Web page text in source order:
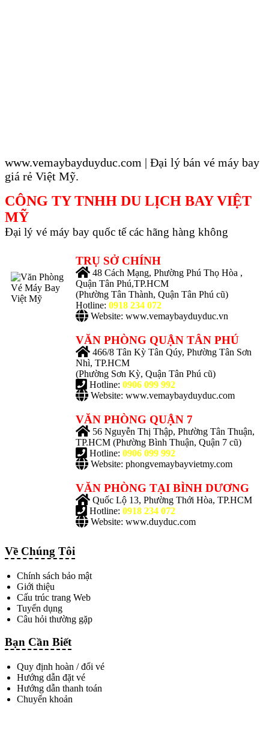
www.vemaybayduyduc.com | Đại lý bán vé máy bay
giá rẻ Việt Mỹ.
CÔNG TY TNHH DU LỊCH BAY VIỆT
MỸ
Đại lý vé máy bay quốc tế các hãng hàng không
TRỤ SỞ CHÍNH
48 Cách Mạng, Phường Phú Thọ Hòa ,
Quận Tân Phú,TP.HCM
(Phường Tân Thành, Quận Tân Phú cũ)
Hotline: 0918 234 072
Website: www.vemaybayduyduc.vn
VĂN PHÒNG QUẬN TÂN PHÚ
466/8 Tân Kỳ Tân Qúy, Phường Tân Sơn
Nhì, TP.HCM
(Phường Sơn Kỳ, Quận Tân Phú cũ)
Hotline: 0906 099 992
Website: www.vemaybayduyduc.com
VĂN PHÒNG QUẬN 7
56 Nguyễn Thị Thập, Phường Tân Thuận,
TP.HCM (Phường Bình Thuận, Quận 7 cũ)
Hotline: 0906 099 992
Website: phongvemaybayvietmy.com
VĂN PHÒNG TẠI BÌNH DƯƠNG
Quốc Lộ 13, Phường Thới Hòa, TP.HCM
Hotline: 0918 234 072
Website: www.duyduc.com
Về Chúng Tôi
Chính sách bảo mật
Giới thiệu
Cấu trúc trang Web
Tuyển dụng
Câu hỏi thường gặp
Bạn Cần Biết
Quy định hoàn / đổi vé
Hướng dẫn đặt vé
Hướng dẫn thanh toán
Chuyển khoản